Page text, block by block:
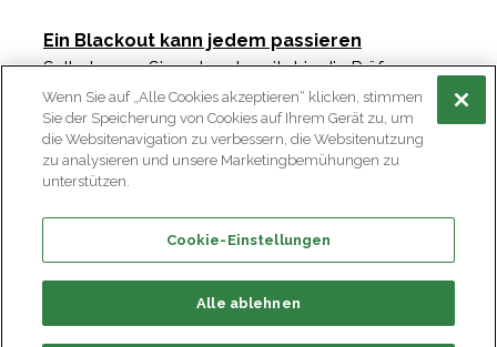
Ein Blackout kann jedem passieren
Selbst wenn Sie gut vorbereitet in die Prüfung
gehen, kann es passieren, dass Sie für einen
Moment «ein Brett vor dem Kopf» haben.
Versuchen Sie ruhig zu bleiben und sagen Sie dem
Prüfer, dass Sie den Faden verloren haben und
oder etwas später zu bringen.
Wenn Sie auf „Alle Cookies akzeptieren“ klicken, stimmen
Sie der Speicherung von Cookies auf Ihrem Gerät zu, um
die Websitenavigation zu verbessern, die Websitenutzung
zu analysieren und unsere Marketingbemühungen zu
unterstützen.
Cookie-Einstellungen
Alle ablehnen